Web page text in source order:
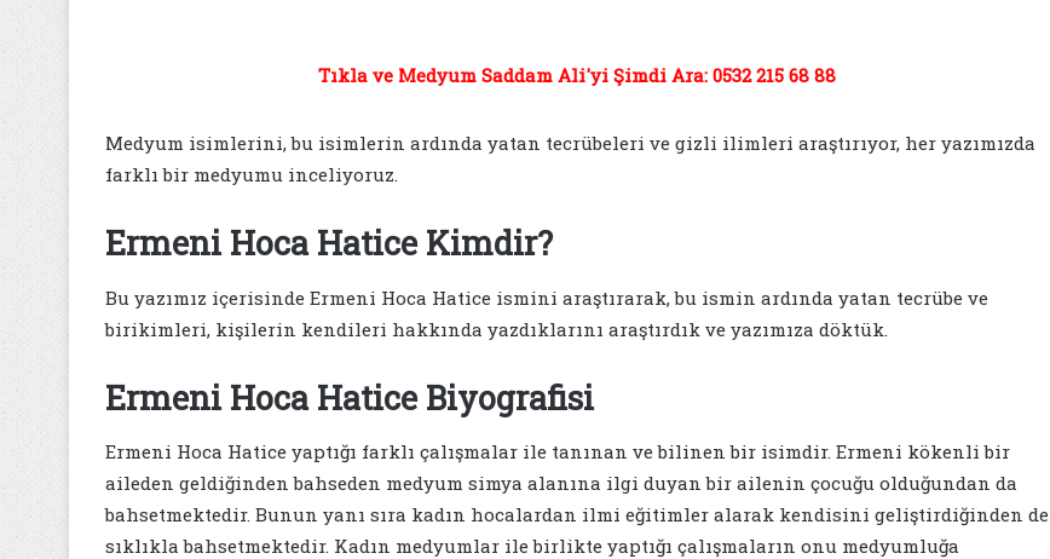
Tıkla ve Medyum Saddam Ali'yi Şimdi Ara: 0532 215 68 88
Medyum isimlerini, bu isimlerin ardında yatan tecrübeleri ve gizli ilimleri araştırıyor, her yazımızda
farklı bir medyumu inceliyoruz.
Ermeni Hoca Hatice Kimdir?
Bu yazımız içerisinde Ermeni Hoca Hatice ismini araştırarak, bu ismin ardında yatan tecrübe ve
birikimleri, kişilerin kendileri hakkında yazdıklarını araştırdık ve yazımıza döktük.
Ermeni Hoca Hatice Biyografisi
Ermeni Hoca Hatice yaptığı farklı çalışmalar ile tanınan ve bilinen bir isimdir. Ermeni kökenli bir
aileden geldiğinden bahseden medyum simya alanına ilgi duyan bir ailenin çocuğu olduğundan da
bahsetmektedir. Bunun yanı sıra kadın hocalardan ilmi eğitimler alarak kendisini geliştirdiğinden de
sıklıkla bahsetmektedir. Kadın medyumlar ile birlikte yaptığı çalışmaların onu medyumluğa